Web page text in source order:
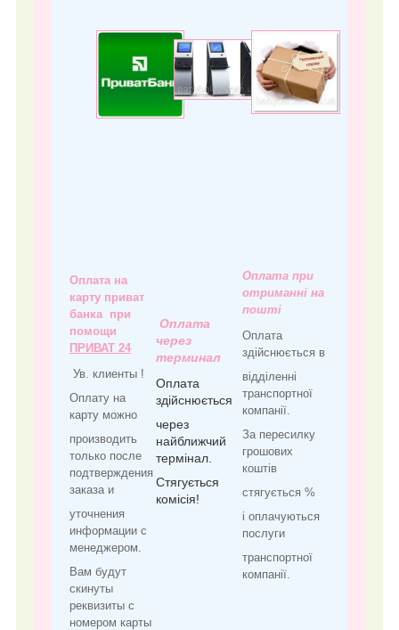
Оплата на
карту приват
банка при
помощи
ПРИВАТ 24
Ув. клиенты !
Оплату на
карту можно
производить
только после
подтверждения
заказа и
уточнения
информации с
менеджером.
Вам будут
скинуты
реквизиты с
номером карты
Оплата
через
терминал
Оплата
здійснюється
через
найближчий
термінал.
Стягується
комісія!
Оплата при
отриманні на
пошті
Оплата
здійснюється в
відділенні
транспортної
компанії.
За пересилку
грошових
коштів
стягується %
і оплачуються
послуги
транспортної
компанії.